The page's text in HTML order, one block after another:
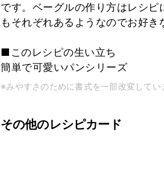
です。ベーグルの作り方はレシ
もそれぞれあるようなのでお好き
■このレシピの生い立ち
簡単で可愛いパンシリーズ
※みやすさのために書式を一部改変してい
その他のレシピカード